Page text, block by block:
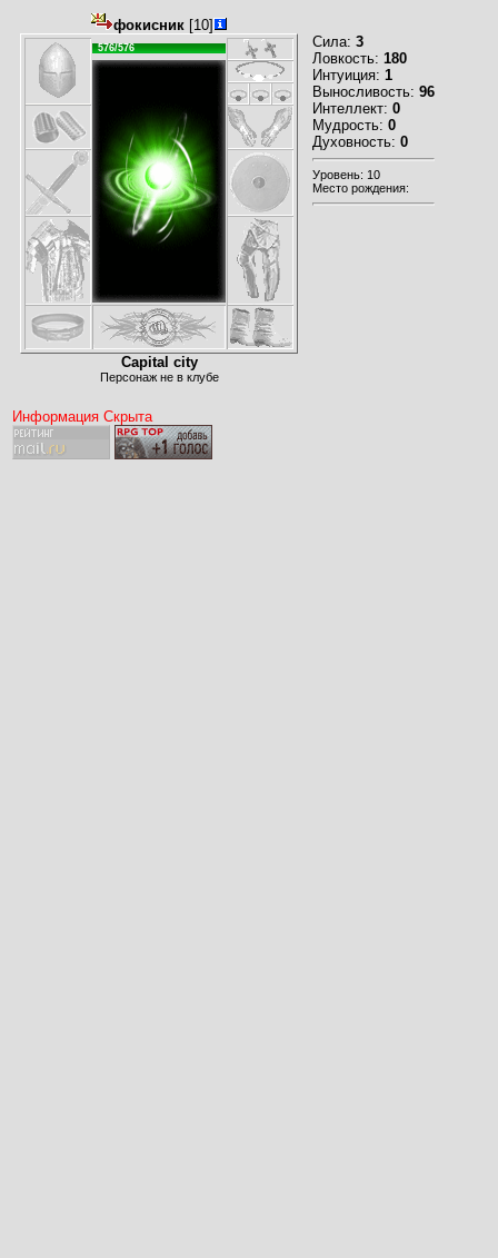
фокисник [10]
576/576
Capital city
Персонаж не в клубе
Сила: 3
Ловкость: 180
Интуиция: 1
Выносливость: 96
Интеллект: 0
Мудрость: 0
Духовность: 0
Уровень: 10
Место рождения:
Информация Скрыта